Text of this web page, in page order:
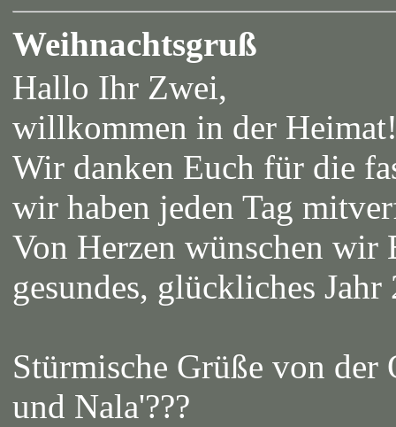
Weihnachtsgruß
Hallo Ihr Zwei,
willkommen in der
Wir danken Euch für die
wir haben jeden Tag
Von Herzen wünschen wir
gesundes, glückliches Jahr
Stürmische Grüße von der
und Nala'???